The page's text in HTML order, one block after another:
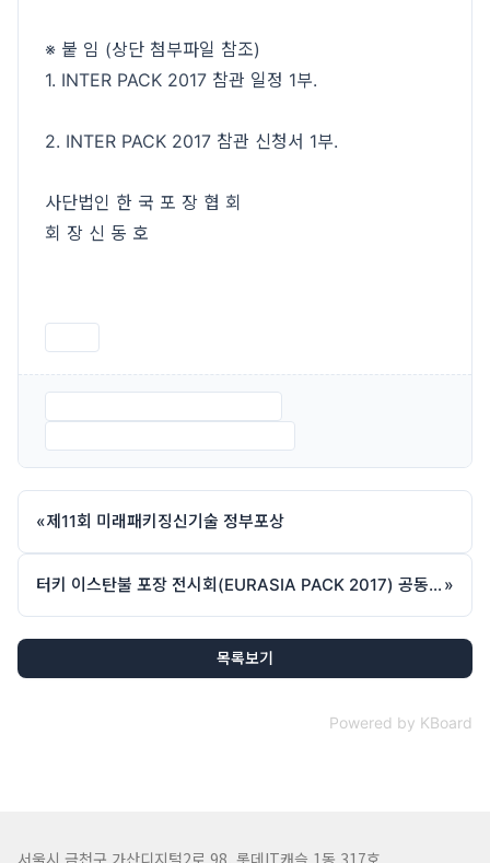
※ 붙 임 (상단 첨부파일 참조)
1. INTER PACK 2017 참관 일정 1부.
2. INTER PACK 2017 참관 신청서 1부.
사단법인 한 국 포 장 협 회
회 장 신 동 호
«제11회 미래패키징신기술 정부포상
터키 이스탄불 포장 전시회(EURASIA PACK 2017) 공동관 참가업체 모집 »
목록보기
Powered by KBoard
서울시 금천구 가산디지털2로 98, 롯데IT캐슬 1동 317호